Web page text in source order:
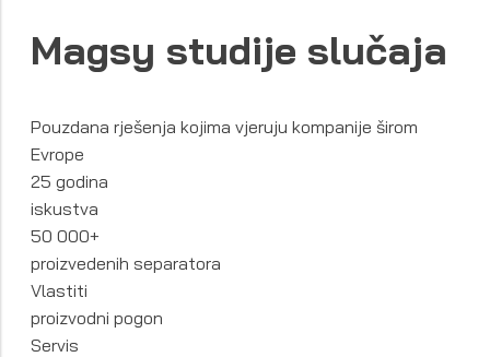
Magsy studije slučaja
Pouzdana rješenja kojima vjeruju kompanije širom
Evrope
25 godina
iskustva
50 000+
proizvedenih separatora
Vlastiti
proizvodni pogon
Servis